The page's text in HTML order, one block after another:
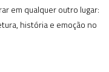
em qualquer outro lugar:
história e emoção no